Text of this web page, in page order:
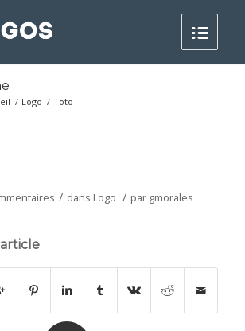
/ Logo / Toto
/ dans Logo / par gmorales